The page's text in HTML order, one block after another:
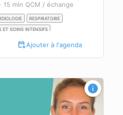
15 min QCM / échange
RESPIRATOIRE
ET SOINS INTENSIFS
Ajouter à l'agenda